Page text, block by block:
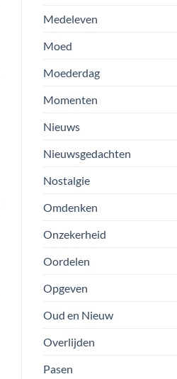
Medeleven
Moed
Moederdag
Momenten
Nieuws
Nieuwsgedachten
Nostalgie
Omdenken
Onzekerheid
Oordelen
Opgeven
Oud en Nieuw
Overlijden
Pasen